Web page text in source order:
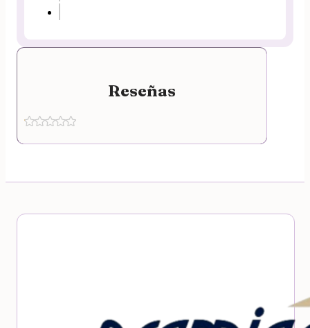
Reseñas